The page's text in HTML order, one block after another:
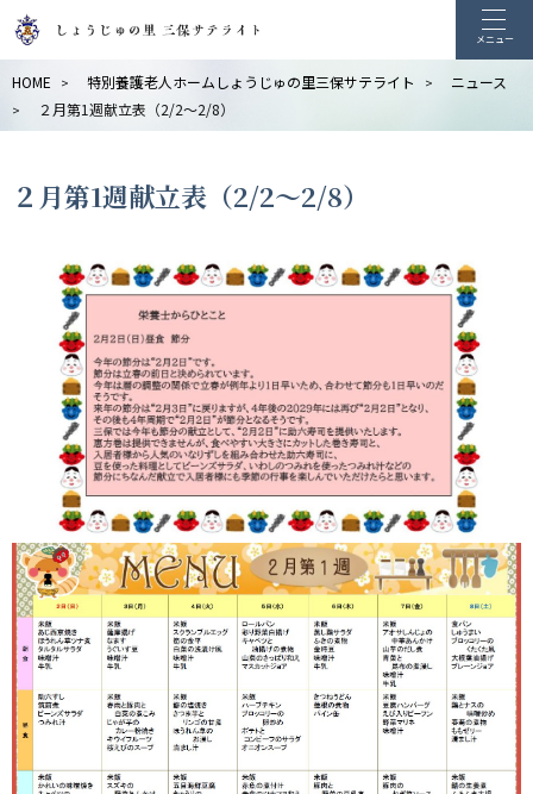
メニュー
HOME > 特別養護老人ホームしょうじゅの里三保サテライト > ニュース
> ２月第1週献立表（2/2～2/8）
２月第1週献立表（2/2～2/8）